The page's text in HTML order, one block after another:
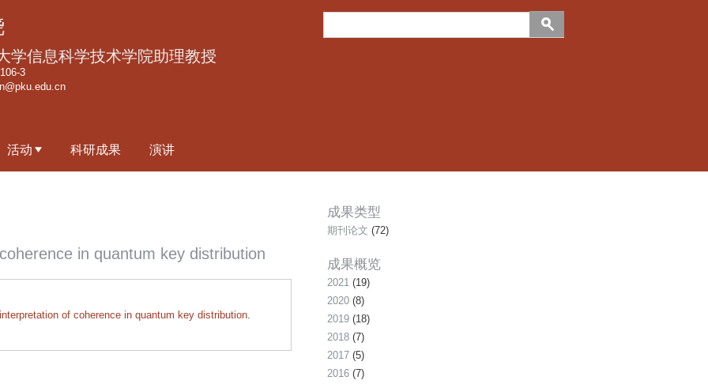
到
要
内
学信息科学技术学院助理教授
3
活动 科研成果 演讲
in quantum key distribution
of coherence in quantum key distribution
成果类型
期刊论文 (72)
成果概览
2021 (19)
2020 (8)
2019 (18)
2018 (7)
2017 (5)
2016 (7)